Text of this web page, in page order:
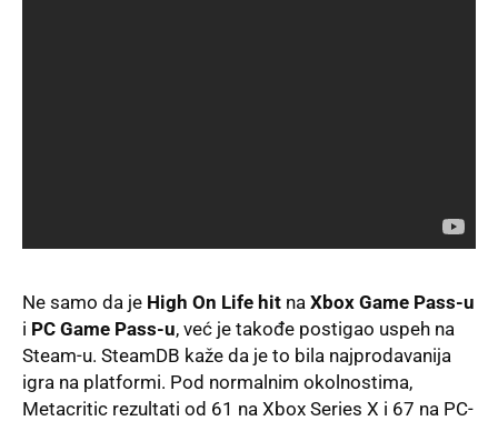
Ne samo da je High On Life hit na Xbox Game Pass-u
i PC Game Pass-u, već je takođe postigao uspeh na
Steam-u. SteamDB kaže da je to bila najprodavanija
igra na platformi. Pod normalnim okolnostima,
Metacritic rezultati od 61 na Xbox Series X i 67 na PC-